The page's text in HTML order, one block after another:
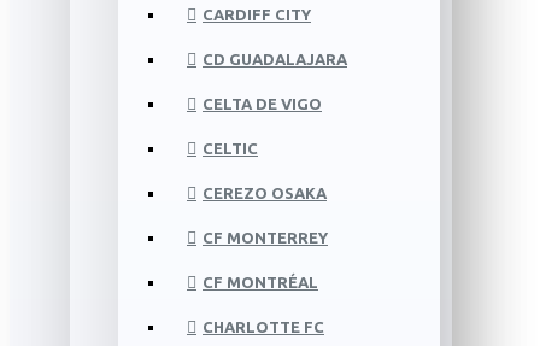
CARDIFF CITY
CD GUADALAJARA
CELTA DE VIGO
CELTIC
CEREZO OSAKA
CF MONTERREY
CF MONTRÉAL
CHARLOTTE FC